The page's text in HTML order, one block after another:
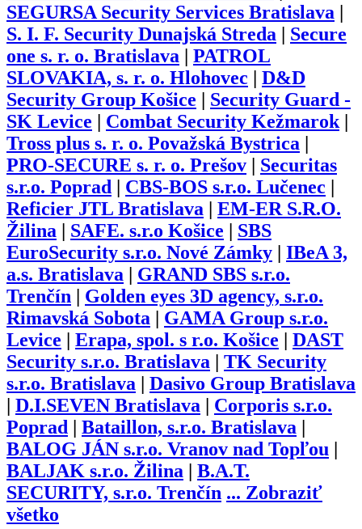
SEGURSA Security Services Bratislava
S. I. F. Security Dunajská Streda
Secure
one s. r. o. Bratislava
PATROL
SLOVAKIA, s. r. o. Hlohovec
D&D
Security Group Košice
Security Guard -
SK Levice
Combat Security Kežmarok|
Tross plus s. r. o. Považská Bystrica
PRO-SECURE s. r. o. Prešov
Securitas
s.r.o. Poprad
CBS-BOS s.r.o. Lučenec
Reficier JTL Bratislava
EM-ER S.R.O.
Žilina
SAFE. s.r.o Košice
SBS
EuroSecurity s.r.o. Nové Zámky
IBeA 3,
a.s. Bratislava
GRAND SBS s.r.o.
Trenčín
Golden eyes 3D agency, s.r.o.
Rimavská Sobota
GAMA Group s.r.o.
Levice
Erapa, spol. s r.o. Košice
DAST
Security s.r.o. Bratislava
TK Security
s.r.o. Bratislava
Dasivo Group Bratislava
D.I.SEVEN Bratislava
Corporis s.r.o.
Poprad
Bataillon, s.r.o. Bratislava
BALOG JÁN s.r.o. Vranov nad Topľou
BALJAK s.r.o. Žilina
B.A.T.
SECURITY, s.r.o. Trenčín ... Zobraziť
všetko